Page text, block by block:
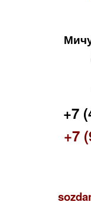
+7
+7
s